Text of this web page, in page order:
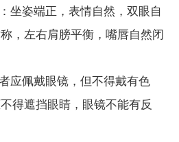
坐姿端正，表情自然，双眼自
，左右肩膀平衡，嘴唇自然闭
应佩戴眼镜，但不得戴有色
得遮挡眼睛，眼镜不能有反